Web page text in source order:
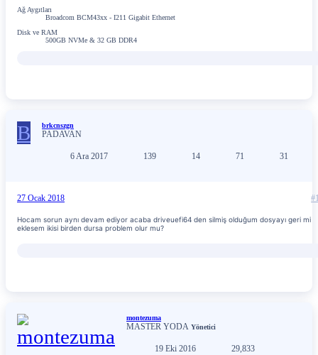
Ağ Aygıtları
Broadcom BCM43xx - I211 Gigabit Ethernet
Disk ve RAM
500GB NVMe & 32 GB DDR4
B brkcnszgn
PADAVAN
6 Ara 2017 139 14 71 31
27 Ocak 2018
Hocam sorun aynı devam ediyor acaba driveuefi64 den silmiş olduğum dosyayı geri mi
eklesem ikisi birden dursa problem olur mu?
montezuma
MASTER YODA Yönetici
19 Eki 2016 29,833